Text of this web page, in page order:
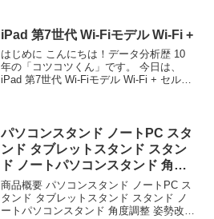
iPad 第7世代 Wi-Fiモデル Wi-Fi +
はじめに こんにちは！データ分析歴 10
年の「コツコツくん」です。 今日は、
iPad 第7世代 Wi-Fiモデル Wi-Fi + セルラ
パソコンスタンド ノートPC スタ
ンド タブレットスタンド スタン
ド ノートパソコンスタンド 角度
調整 姿勢改
商品概要 パソコンスタンド ノートPC ス
タンド タブレットスタンド スタンド ノ
ートパソコンスタンド 角度調整 姿勢改善